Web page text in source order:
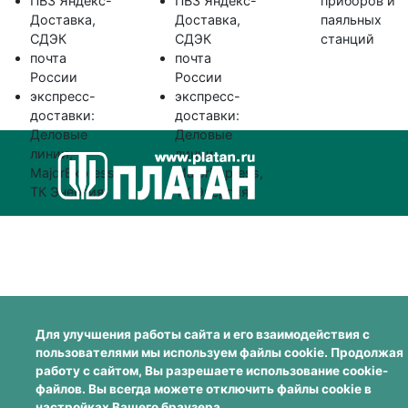
Доставка,
СДЭК
почта
России
экспресс-
доставки:
Деловые
линии,
MajorExpress,
ТК Энергия
Доставка,
СДЭК
почта
России
экспресс-
доставки:
Деловые
линии,
MajorExpress,
ТК Энергия
паяльных
станций
Для улучшения работы сайта и его взаимодействия с
пользователями мы используем файлы cookie. Продолжая
работу с сайтом, Вы разрешаете использование cookie-
файлов. Вы всегда можете отключить файлы cookie в